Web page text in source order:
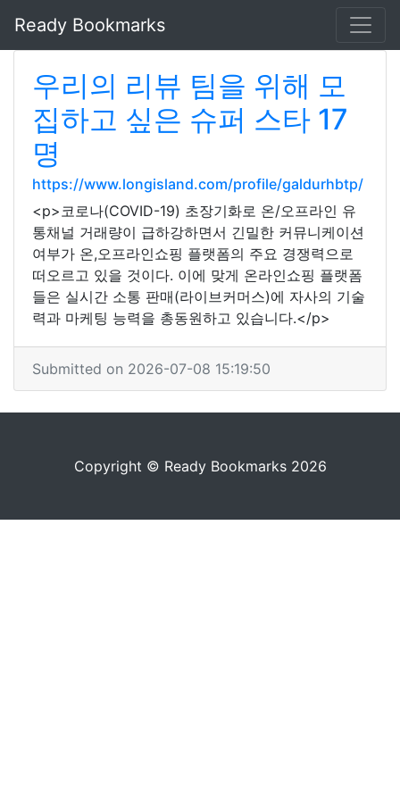
Ready Bookmarks
우리의 리뷰 팀을 위해 모
집하고 싶은 슈퍼 스타 17
명
https://www.longisland.com/profile/galdurhbtp/
<p>코로나(COVID-19) 초장기화로 온/오프라인 유
통채널 거래량이 급하강하면서 긴밀한 커뮤니케이션
여부가 온,오프라인쇼핑 플랫폼의 주요 경쟁력으로
떠오르고 있을 것이다. 이에 맞게 온라인쇼핑 플랫폼
들은 실시간 소통 판매(라이브커머스)에 자사의 기술
력과 마케팅 능력을 총동원하고 있습니다.</p>
Submitted on 2026-07-08 15:19:50
Copyright © Ready Bookmarks 2026